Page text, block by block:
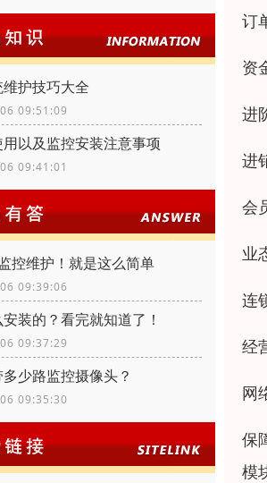
护技巧大全
09:51:09
以及监控安装注意事项
09:41:01
控维护！就是这么简单
09:39:06
装的？看完就知道了！
09:37:29
少路监控摄像头？
09:35:30
订
资
进
进
会
业
连
经
网
保
模